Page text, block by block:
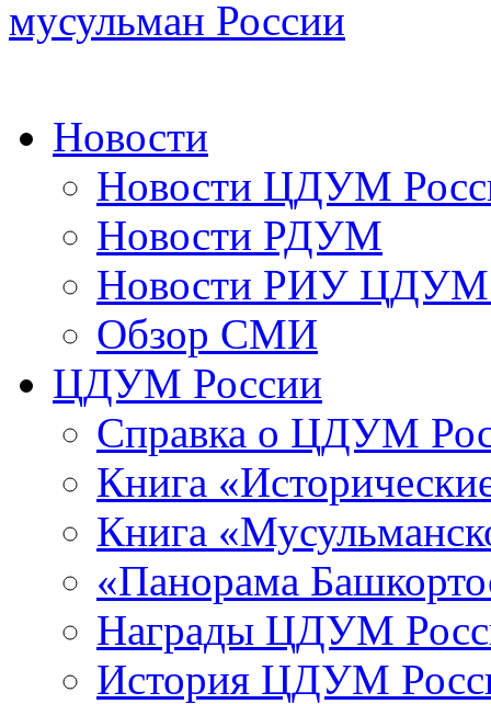
мусульман России
Новости
Новости ЦДУМ
Новости РДУМ
Новости РИУ ЦДУМ
Обзор СМИ
ЦДУМ России
Справка о ЦДУМ
Книга
Книга
«Панорама
Награды ЦДУМ
История ЦДУМ